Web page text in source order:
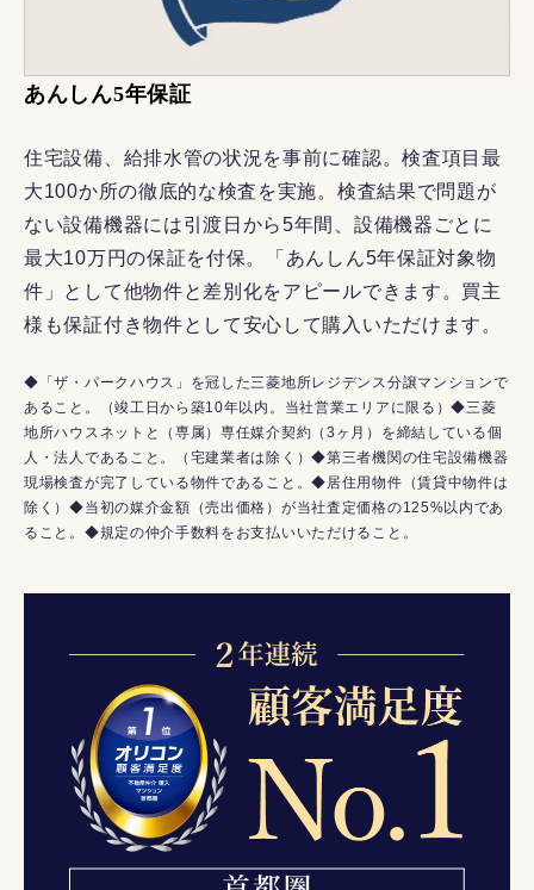
あんしん5年保証
住宅設備、給排水管の状況を事前に確認。検査項目最
大100か所の徹底的な検査を実施。検査結果で問題が
ない設備機器には引渡日から5年間、設備機器ごとに
最大10万円の保証を付保。「あんしん5年保証対象物
件」として他物件と差別化をアピールできます。買主
様も保証付き物件として安心して購入いただけます。
◆「ザ・パークハウス」を冠した三菱地所レジデンス分譲マンションで
あること。（竣工日から築10年以内。当社営業エリアに限る）◆三菱
地所ハウスネットと（専属）専任媒介契約（3ヶ月）を締結している個
人・法人であること。（宅建業者は除く）◆第三者機関の住宅設備機器
現場検査が完了している物件であること。◆居住用物件（賃貸中物件は
除く）◆当初の媒介金額（売出価格）が当社査定価格の125%以内であ
ること。◆規定の仲介手数料をお支払いいただけること。